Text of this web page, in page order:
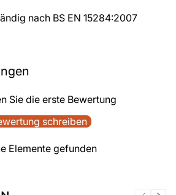
nach BS EN 15284:2007
Sie die erste Bewertung
schreiben
Elemente gefunden